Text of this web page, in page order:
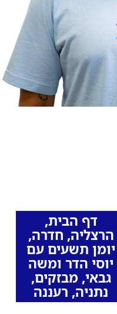
דף הבית,
הרצליה, חדרה,
יומן תשעים עם
יוסי הדר ומשה
גבאי, מבזקים,
נתניה, רעננה